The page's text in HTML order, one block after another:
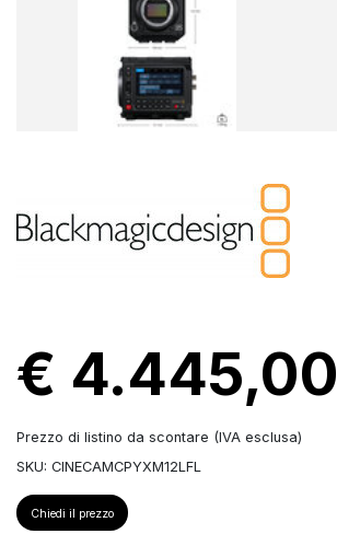
€ 4.445,00
Prezzo di listino da scontare (IVA esclusa)
SKU: CINECAMCPYXM12LFL
Chiedi il prezzo